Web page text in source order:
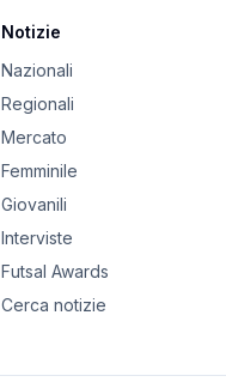
Notizie
Nazionali
Regionali
Mercato
Femminile
Giovanili
Interviste
Futsal Awards
Cerca notizie